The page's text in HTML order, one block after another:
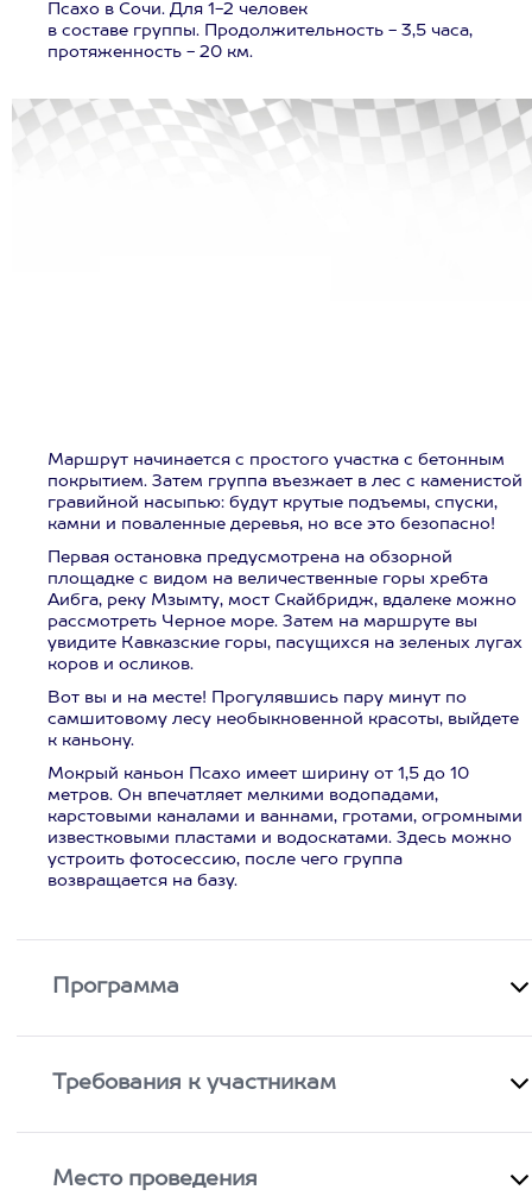
Псахо в Сочи. Для 1-2 человек
в составе группы. Продолжительность - 3,5 часа,
протяженность - 20 км.
Маршрут начинается с простого участка с бетонным
покрытием. Затем группа въезжает в лес с каменистой
гравийной насыпью: будут крутые подъемы, спуски,
камни и поваленные деревья, но все это безопасно!
Первая остановка предусмотрена на обзорной
площадке с видом на величественные горы хребта
Аибга, реку Мзымту, мост Скайбридж, вдалеке можно
рассмотреть Черное море. Затем на маршруте вы
увидите Кавказские горы, пасущихся на зеленых лугах
коров и осликов.
Вот вы и на месте! Прогулявшись пару минут по
самшитовому лесу необыкновенной красоты, выйдете
к каньону.
Мокрый каньон Псахо имеет ширину от 1,5 до 10
метров. Он впечатляет мелкими водопадами,
карстовыми каналами и ваннами, гротами, огромными
известковыми пластами и водоскатами. Здесь можно
устроить фотосессию, после чего группа
возвращается на базу.
Программа
Требования к участникам
Место проведения